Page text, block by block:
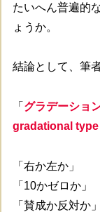
たいへん普遍的
ょうか。
結論として、筆者
「 グラデーショ
gradational type
「右か左か」
「10かゼロか」
「賛成か反対か」